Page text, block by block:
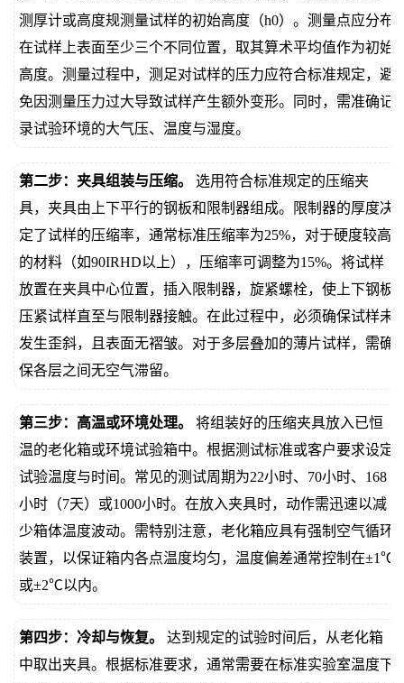
测厚计或高度规测量试样的初始高度（h0）。测量点应分布
在试样上表面至少三个不同位置，取其算术平均值作为初始
高度。测量过程中，测足对试样的压力应符合标准规定，避
免因测量压力过大导致试样产生额外变形。同时，需准确记
录试验环境的大气压、温度与湿度。
第二步：夹具组装与压缩。
选用符合标准规定的压缩夹
具，夹具由上下平行的钢板和限制器组成。限制器的厚度决
定了试样的压缩率，通常标准压缩率为25%，对于硬度较高
的材料（如90IRHD以上），压缩率可调整为15%。将试样
放置在夹具中心位置，插入限制器，旋紧螺栓，使上下钢板
压紧试样直至与限制器接触。在此过程中，必须确保试样未
发生歪斜，且表面无褶皱。对于多层叠加的薄片试样，需确
保各层之间无空气滞留。
第三步：高温或环境处理。
将组装好的压缩夹具放入已恒
温的老化箱或环境试验箱中。根据测试标准或客户要求设定
试验温度与时间。常见的测试周期为22小时、70小时、168
小时（7天）或1000小时。在放入夹具时，动作需迅速以减
少箱体温度波动。需特别注意，老化箱应具有强制空气循环
装置，以保证箱内各点温度均匀，温度偏差通常控制在±1℃
或±2℃以内。
第四步：冷却与恢复。
达到规定的试验时间后，从老化箱
中取出夹具。根据标准要求，通常需要在标准实验室温度下